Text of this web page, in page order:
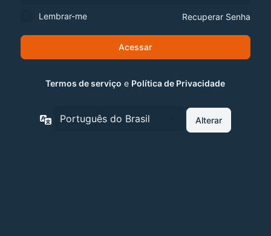
Lembrar-me Recuperar Senha
Termos de serviço e Política de Privacidade
Idioma